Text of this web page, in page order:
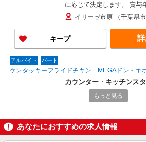
に応じて決定します。 賞与
イリーゼ市原 （千葉県市
キープ
アルバイト パート
ケンタッキーフライドチキン MEGAドン・キ
カウンター・キッチンス
時＞土日祝 フルタイム
時給1250円
キープ
もっと見る
あなたにおすすめの求人情報